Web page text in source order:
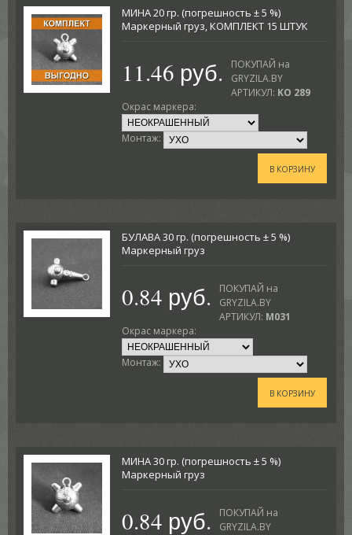
МИНА 20 гр. (погрешность ± 5 %)
Маркерный груз, КОМПЛЕКТ 15 ШТУК
11.46 руб.
ПОКУПАЙ на
GRYZILA.BY
АРТИКУЛ: KO 289
Окрас маркера:
Монтаж:
В КОРЗИНУ
БУЛАВА 30 гр. (погрешность ± 5 %)
Маркерный груз
0.84 руб.
ПОКУПАЙ на
GRYZILA.BY
АРТИКУЛ: M031
Окрас маркера:
Монтаж:
В КОРЗИНУ
МИНА 30 гр. (погрешность ± 5 %)
Маркерный груз
0.84 руб.
ПОКУПАЙ на
GRYZILA.BY